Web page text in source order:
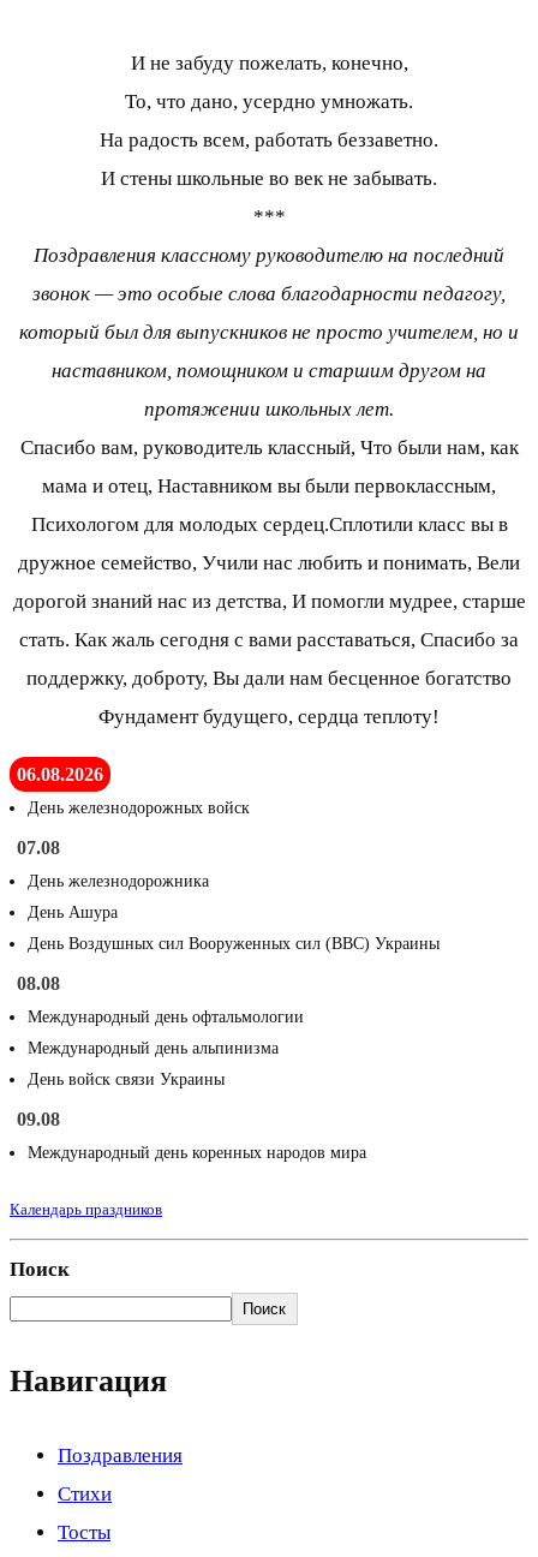
И не забуду пожелать, конечно,
То, что дано, усердно умножать.
На радость всем, работать беззаветно.
И стены школьные во век не забывать.
***
Поздравления классному руководителю на последний
звонок — это особые слова благодарности педагогу,
который был для выпускников не просто учителем, но и
наставником, помощником и старшим другом на
протяжении школьных лет.
Спасибо вам, руководитель классный, Что были нам, как
мама и отец, Наставником вы были первоклассным,
Психологом для молодых сердец.Сплотили класс вы в
дружное семейство, Учили нас любить и понимать, Вели
дорогой знаний нас из детства, И помогли мудрее, старше
стать. Как жаль сегодня с вами расставаться, Спасибо за
поддержку, доброту, Вы дали нам бесценное богатство
Фундамент будущего, сердца теплоту!
06.08.2026
День железнодорожных войск
07.08
День железнодорожника
День Ашура
День Воздушных сил Вооруженных сил (ВВС) Украины
08.08
Международный день офтальмологии
Международный день альпинизма
День войск связи Украины
09.08
Международный день коренных народов мира
Календарь праздников
Поиск
Поиск
Навигация
Поздравления
Стихи
Тосты